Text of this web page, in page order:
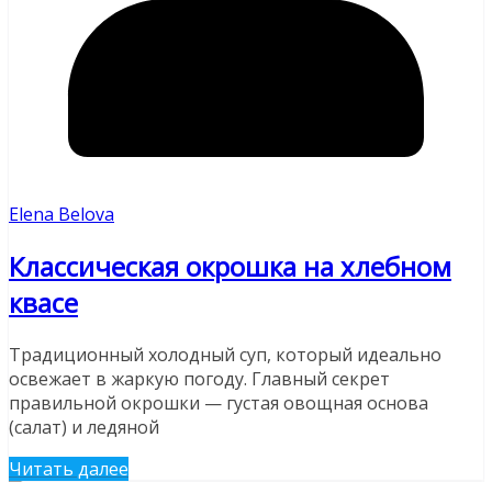
Elena Belova
Классическая окрошка на хлебном
квасе
Традиционный холодный суп, который идеально
освежает в жаркую погоду. Главный секрет
правильной окрошки — густая овощная основа
(салат) и ледяной
Читать далее